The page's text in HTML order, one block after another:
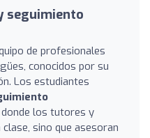
seguimiento
de profesionales
conocidos por su
Los estudiantes
donde los tutores y
sino que asesoran